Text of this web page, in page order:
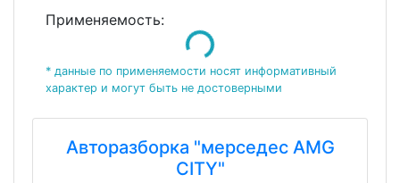
Применяемость:
Loading...
* данные по применяемости носят информативный
характер и могут быть не достоверными
Авторазборка "мерседес AMG
CITY"